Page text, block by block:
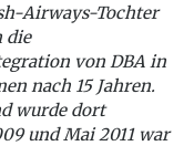
Airways-Tochter
die
von DBA in
nach 15 Jahren.
wurde dort
und Mai 2011 war